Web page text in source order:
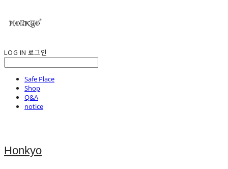
LOG IN 로그인
Safe Place
Shop
Q&A
notice
Honkyo